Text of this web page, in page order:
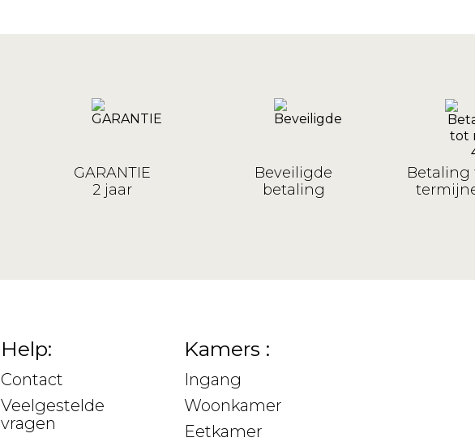
GARANTIE
2 jaar
Beveiligde
betaling
Betaling
Help:
Contact
Veelgestelde
vragen
Kamers :
Ingang
Woonkamer
Eetkamer